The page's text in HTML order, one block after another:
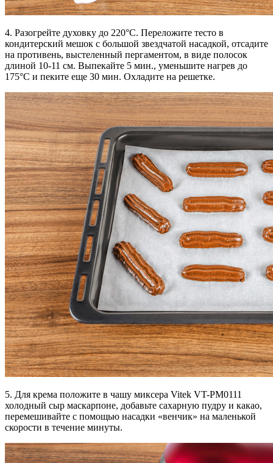
4. Разогрейте духовку до 220°С. Переложите тесто в
кондитерский мешок с большой звездчатой насадкой, отсадите
на противень, выстеленный пергаментом, в виде полосок
длиной 10-11 см. Выпекайте 5 мин., уменьшите нагрев до
175°С и пеките еще 30 мин. Охладите на решетке.
5. Для крема положите в чашу миксера Vitek VT-PM0111
холодный сыр маскарпоне, добавьте сахарную пудру и какао,
перемешивайте с помощью насадки «венчик» на маленькой
скорости в течение минуты.